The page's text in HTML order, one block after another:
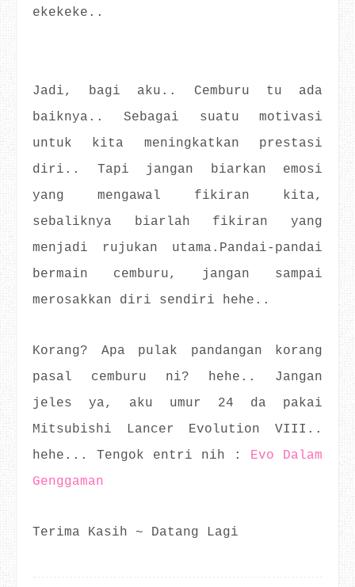
ekekeke..
Jadi, bagi aku.. Cemburu tu ada
baiknya.. Sebagai suatu motivasi
untuk kita meningkatkan prestasi
diri.. Tapi jangan biarkan emosi
yang mengawal fikiran kita,
sebaliknya biarlah fikiran yang
menjadi rujukan utama.Pandai-pandai
bermain cemburu, jangan sampai
merosakkan diri sendiri hehe..
Korang? Apa pulak pandangan korang
pasal cemburu ni? hehe.. Jangan
jeles ya, aku umur 24 da pakai
Mitsubishi Lancer Evolution VIII..
hehe... Tengok entri nih : Evo Dalam
Genggaman
Terima Kasih ~ Datang Lagi